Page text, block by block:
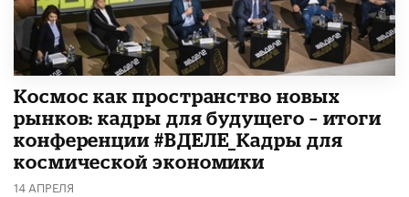
Космос как пространство новых
рынков: кадры для будущего – итоги
конференции #ВДЕЛЕ_Кадры для
космической экономики
14 АПРЕЛЯ